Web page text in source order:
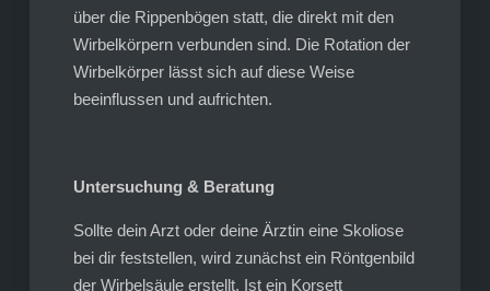
über die Rippenbögen statt, die direkt mit den
Wirbelkörpern verbunden sind. Die Rotation der
Wirbelkörper lässt sich auf diese Weise
beeinflussen und aufrichten.
Untersuchung & Beratung
Sollte dein Arzt oder deine Ärztin eine Skoliose
bei dir feststellen, wird zunächst ein Röntgenbild
der Wirbelsäule erstellt. Ist ein Korsett